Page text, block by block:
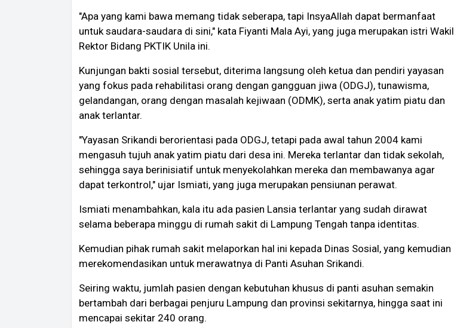
"Apa yang kami bawa memang tidak seberapa, tapi InsyaAllah dapat bermanfaat
untuk saudara-saudara di sini," kata Fiyanti Mala Ayi, yang juga merupakan istri Wakil
Rektor Bidang PKTIK Unila ini.
Kunjungan bakti sosial tersebut, diterima langsung oleh ketua dan pendiri yayasan
yang fokus pada rehabilitasi orang dengan gangguan jiwa (ODGJ), tunawisma,
gelandangan, orang dengan masalah kejiwaan (ODMK), serta anak yatim piatu dan
anak terlantar.
"Yayasan Srikandi berorientasi pada ODGJ, tetapi pada awal tahun 2004 kami
mengasuh tujuh anak yatim piatu dari desa ini. Mereka terlantar dan tidak sekolah,
sehingga saya berinisiatif untuk menyekolahkan mereka dan membawanya agar
dapat terkontrol," ujar Ismiati, yang juga merupakan pensiunan perawat.
Ismiati menambahkan, kala itu ada pasien Lansia terlantar yang sudah dirawat
selama beberapa minggu di rumah sakit di Lampung Tengah tanpa identitas.
Kemudian pihak rumah sakit melaporkan hal ini kepada Dinas Sosial, yang kemudian
merekomendasikan untuk merawatnya di Panti Asuhan Srikandi.
Seiring waktu, jumlah pasien dengan kebutuhan khusus di panti asuhan semakin
bertambah dari berbagai penjuru Lampung dan provinsi sekitarnya, hingga saat ini
mencapai sekitar 240 orang.